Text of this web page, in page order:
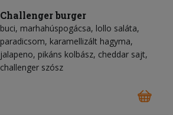
Challenger burger
buci, marhahúspogácsa, lollo saláta,
paradicsom, karamellizált hagyma,
jalapeno, pikáns kolbász, cheddar sajt,
challenger szósz